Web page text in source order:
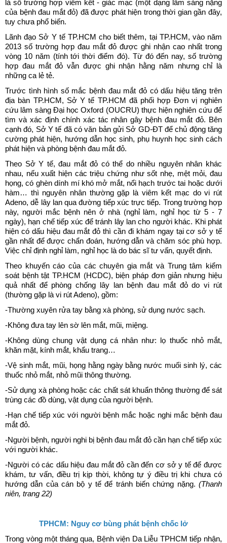
là số trường hợp viêm kết - giác mạc (một dạng lâm sàng nặng
của bệnh đau mắt đỏ) đã được phát hiện trong thời gian gần đây,
tuy chưa phổ biến.
Lãnh đạo Sở Y tế TP.HCM cho biết thêm, tại TP.HCM, vào năm
2013 số trường hợp đau mắt đỏ được ghi nhận cao nhất trong
vòng 10 năm (tính tới thời điểm đó). Từ đó đến nay, số trường
hợp đau mắt đỏ vẫn được ghi nhận hằng năm nhưng chỉ là
những ca lẻ tẻ.
Trước tình hình số mắc bệnh đau mắt đỏ có dấu hiệu tăng trên
địa bàn TP.HCM, Sở Y tế TP.HCM đã phối hợp Đơn vị nghiên
cứu lâm sàng Đại học Oxford (OUCRU) thực hiện nghiên cứu để
tìm và xác định chính xác tác nhân gây bệnh đau mắt đỏ. Bên
cạnh đó, Sở Y tế đã có văn bản gửi Sở GD-ĐT để chủ động tăng
cường phát hiện, hướng dẫn học sinh, phụ huynh học sinh cách
phát hiện và phòng bệnh đau mắt đỏ.
Theo Sở Y tế, đau mắt đỏ có thể do nhiều nguyên nhân khác
nhau, nếu xuất hiện các triệu chứng như sốt nhẹ, mệt mỏi, đau
họng, có ghèn dính mí khó mở mắt, nổi hạch trước tai hoặc dưới
hàm… thì nguyên nhân thường gặp là viêm kết mạc do vi rút
Adeno, dễ lây lan qua đường tiếp xúc trực tiếp. Trong trường hợp
này, người mắc bệnh nên ở nhà (nghỉ làm, nghỉ học từ 5 - 7
ngày), hạn chế tiếp xúc để tránh lây lan cho người khác. Khi phát
hiện có dấu hiệu đau mắt đỏ thì cần đi khám ngay tại cơ sở y tế
gần nhất để được chẩn đoán, hướng dẫn và chăm sóc phù hợp.
Việc chỉ định nghỉ làm, nghỉ học là do bác sĩ tư vấn, quyết định.
Theo khuyến cáo của các chuyên gia mắt và Trung tâm kiểm
soát bệnh tật TP.HCM (HCDC), biện pháp đơn giản nhưng hiệu
quả nhất để phòng chống lây lan bệnh đau mắt đỏ do vi rút
(thường gặp là vi rút Adeno), gồm:
-Thường xuyên rửa tay bằng xà phòng, sử dụng nước sạch.
-Không đưa tay lên sờ lên mắt, mũi, miệng.
-Không dùng chung vật dụng cá nhân như: lọ thuốc nhỏ mắt,
khăn mặt, kính mắt, khẩu trang…
-Vệ sinh mắt, mũi, họng hằng ngày bằng nước muối sinh lý, các
thuốc nhỏ mắt, nhỏ mũi thông thường.
-Sử dụng xà phòng hoặc các chất sát khuẩn thông thường để sát
trùng các đồ dùng, vật dụng của người bệnh.
-Hạn chế tiếp xúc với người bệnh mắc hoặc nghi mắc bệnh đau
mắt đỏ.
-Người bệnh, người nghi bị bệnh đau mắt đỏ cần hạn chế tiếp xúc
với người khác.
-Người có các dấu hiệu đau mắt đỏ cần đến cơ sở y tế để được
khám, tư vấn, điều trị kịp thời, không tự ý điều trị khi chưa có
hướng dẫn của cán bộ y tế để tránh biến chứng nặng. (Thanh
niên, trang 22)
TPHCM: Nguy cơ bùng phát bệnh chốc lở
Trong vòng một tháng qua, Bệnh viện Da Liễu TPHCM tiếp nhận,